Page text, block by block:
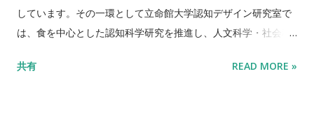
しています。その一環として立命館大学認知デザイン研究室で
は、食を中心とした認知科学研究を推進し、人文科学・社会科
世界的にもユニークな食研究の拠点の創設を目指している。 そ
共有 READ MORE »